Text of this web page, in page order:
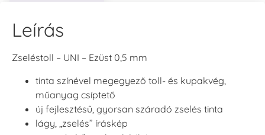
Leírás
Zseléstoll – UNI – Ezüst 0,5 mm
tinta színével megegyező toll- és kupakvég,
műanyag csíptető
új fejlesztésű, gyorsan száradó zselés tinta
lágy, „zselés” íráskép